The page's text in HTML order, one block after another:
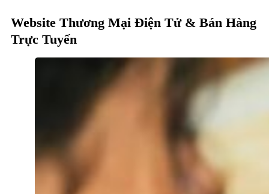
Website Thương Mại Điện Tử & Bán Hàng
Trực Tuyến